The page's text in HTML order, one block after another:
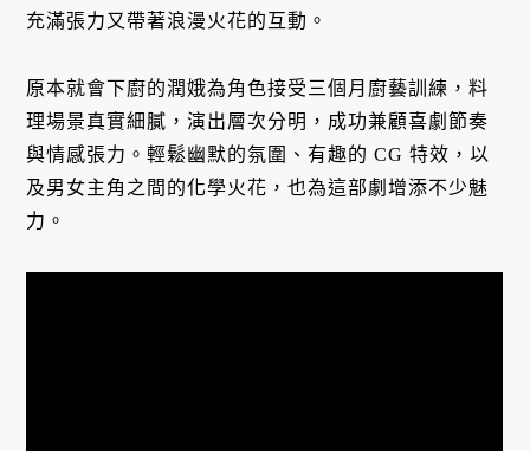
充滿張力又帶著浪漫火花的互動。
原本就會下廚的潤娥為角色接受三個月廚藝訓練，料
理場景真實細膩，演出層次分明，成功兼顧喜劇節奏
與情感張力。輕鬆幽默的氛圍、有趣的 CG 特效，以
及男女主角之間的化學火花，也為這部劇增添不少魅
力。